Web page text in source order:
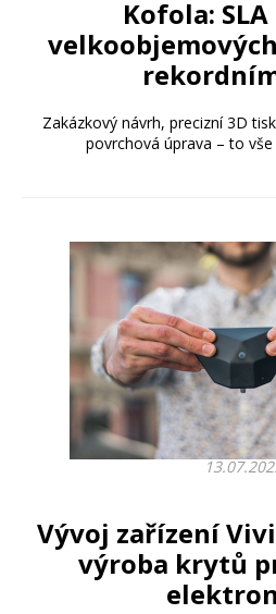
Kofola:
Zakázkový návrh, precizní 3D
povrchová úprava – to
Vývoj zařízení
výroba krytů